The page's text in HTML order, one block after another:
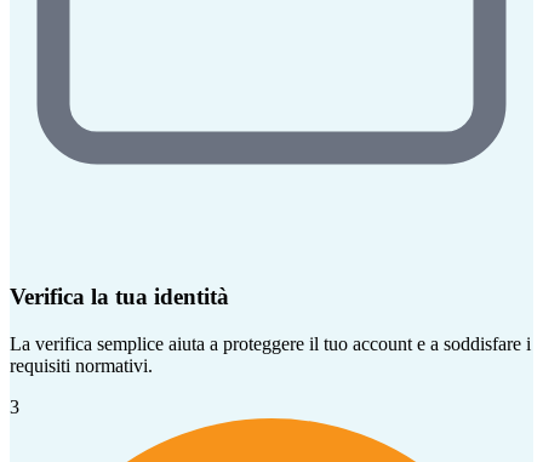
Verifica la tua identità
La verifica semplice aiuta a proteggere il tuo account e a soddisfare i
requisiti normativi.
3